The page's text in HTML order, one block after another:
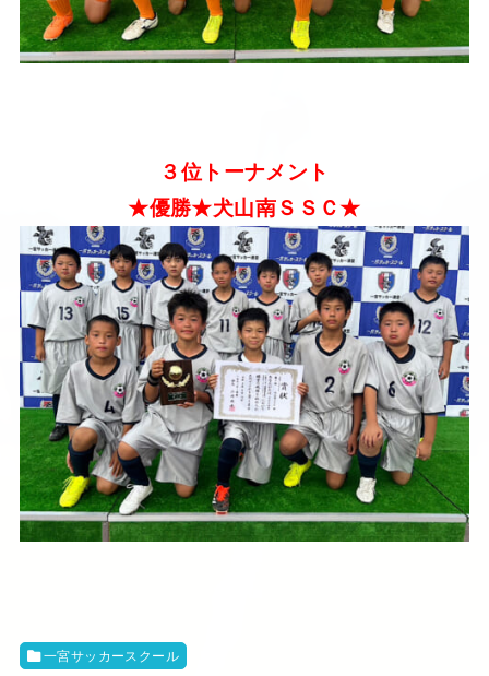
３位トーナメント
★優勝★犬山南ＳＳＣ★
一宮サッカースクール